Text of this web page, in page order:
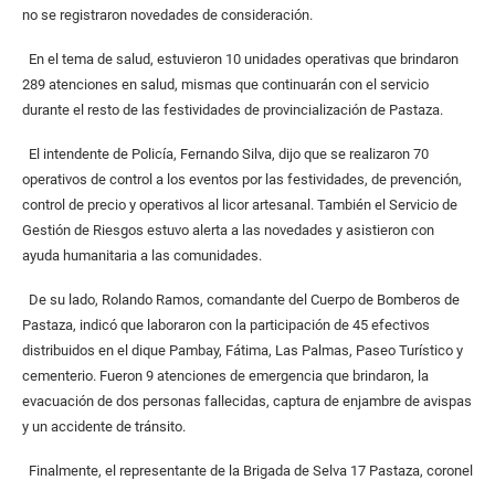
no se registraron novedades de consideración.
En el tema de salud, estuvieron 10 unidades operativas que brindaron
289 atenciones en salud, mismas que continuarán con el servicio
durante el resto de las festividades de provincialización de Pastaza.
El intendente de Policía, Fernando Silva, dijo que se realizaron 70
operativos de control a los eventos por las festividades, de prevención,
control de precio y operativos al licor artesanal. También el Servicio de
Gestión de Riesgos estuvo alerta a las novedades y asistieron con
ayuda humanitaria a las comunidades.
De su lado, Rolando Ramos, comandante del Cuerpo de Bomberos de
Pastaza, indicó que laboraron con la participación de 45 efectivos
distribuidos en el dique Pambay, Fátima, Las Palmas, Paseo Turístico y
cementerio. Fueron 9 atenciones de emergencia que brindaron, la
evacuación de dos personas fallecidas, captura de enjambre de avispas
y un accidente de tránsito.
Finalmente, el representante de la Brigada de Selva 17 Pastaza, coronel